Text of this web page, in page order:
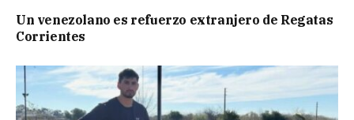
Un venezolano es refuerzo extranjero de Regatas
Corrientes